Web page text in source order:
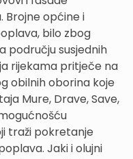
Brojne općine i
bilo zbog
području susjednih
rijekama pritječe na
obilnih oborina koje
Mure, Drave, Save,
traži pokretanje
Jaki i olujni